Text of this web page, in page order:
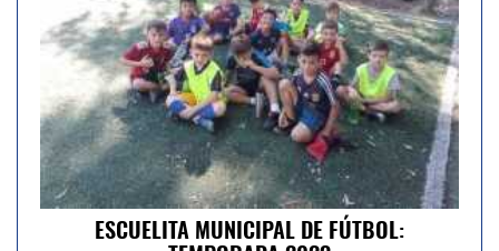
ESCUELITA MUNICIPAL DE FÚTBOL: